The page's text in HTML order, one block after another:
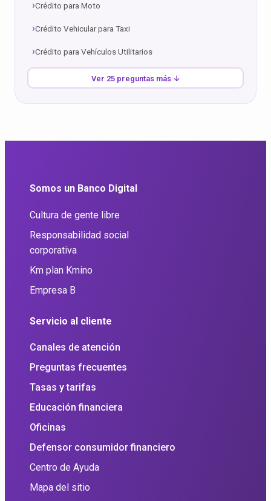
Crédito para Moto
Crédito Vehicular para Taxi
Crédito para Vehículos Utilitarios
Ver 25 preguntas más ↓
Somos un Banco Digital
Cultura de gente libre
Responsabilidad social
corporativa
Km plan Kmino
Empresa B
Servicio al cliente
Canales de atención
Preguntas frecuentes
Tasas y tarifas
Educación financiera
Oficinas
Defensor consumidor financiero
Centro de Ayuda
Mapa del sitio